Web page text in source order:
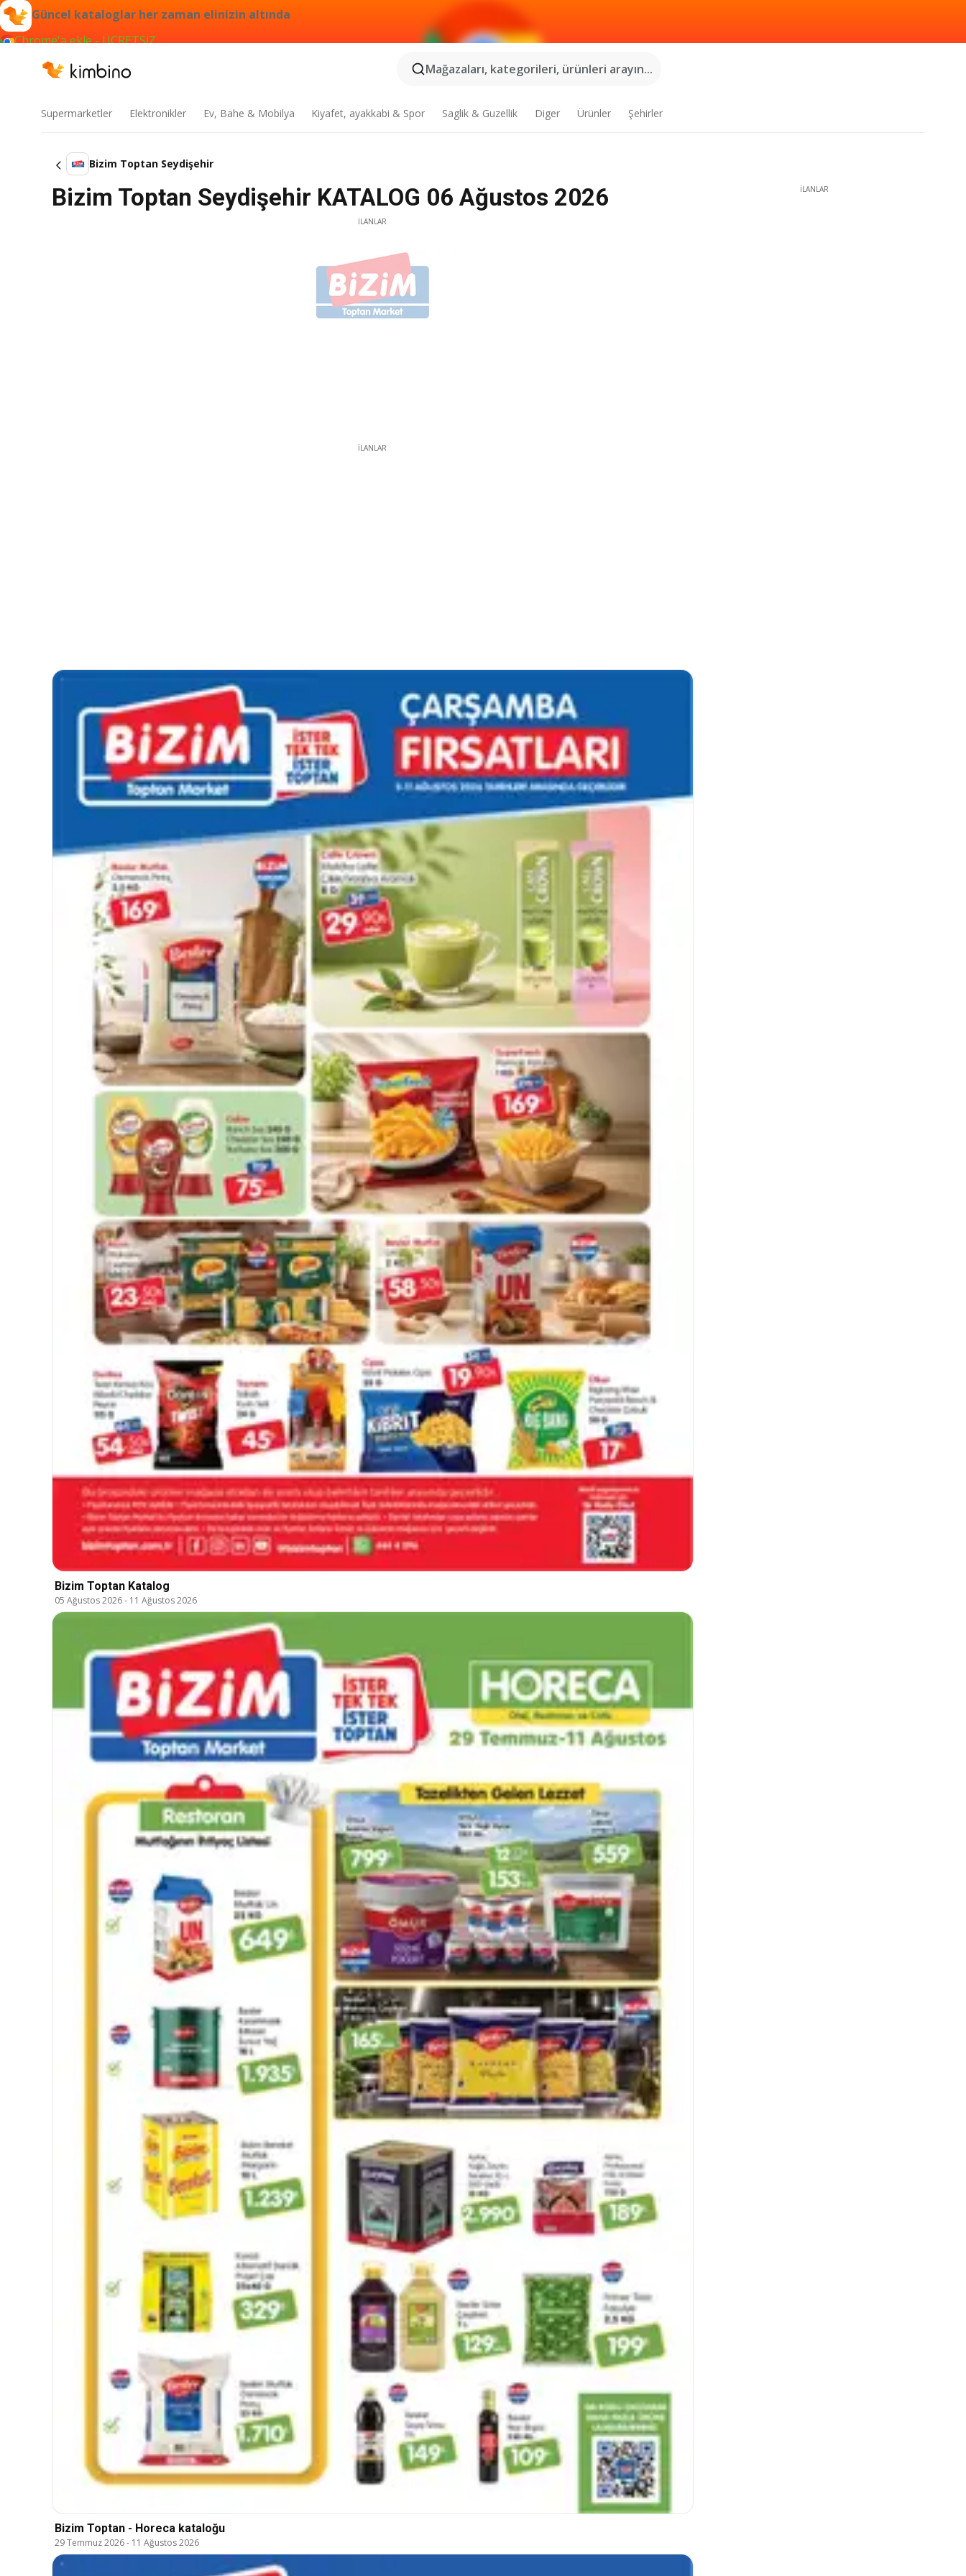
Güncel kataloglar her zaman elinizin altında
Chrome'a ekle - ÜCRETSİZ
Mağazaları, kategorileri, ürünleri arayın...
Supermarketler Elektronikler Ev, Bahe & Mobilya Kiyafet, ayakkabi & Spor Saglik & Guzellik Diger Ürünler Şehirler
Bizim Toptan Seydişehir
Bizim Toptan Seydişehir KATALOG 06 Ağustos 2026
İLANLAR
İLANLAR
Bizim Toptan Katalog
05 Ağustos 2026- 11 Ağustos 2026
Bizim Toptan - Horeca kataloğu
29 Temmuz 2026- 11 Ağustos 2026
İLANLAR